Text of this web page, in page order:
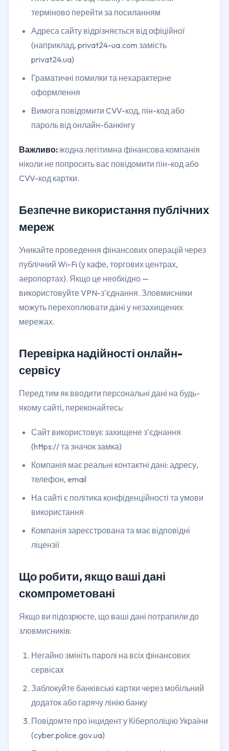
терміново перейти за посиланням
Адреса сайту відрізняється від офіційної
(наприклад, privat24-ua.com замість
privat24.ua)
Граматичні помилки та нехарактерне
оформлення
Вимога повідомити CVV-код, пін-код або
пароль від онлайн-банкінгу
Важливо:жодна легітимна фінансова компанія
ніколи не попросить вас повідомити пін-код або
CVV-код картки.
Безпечне використання публічних
мереж
Уникайте проведення фінансових операцій через
публічний Wi-Fi (у кафе, торгових центрах,
аеропортах). Якщо це необхідно —
використовуйте VPN-з'єднання. Зловмисники
можуть перехоплювати дані у незахищених
мережах.
Перевірка надійності онлайн-
сервісу
Перед тим як вводити персональні дані на будь-
якому сайті, переконайтесь:
Сайт використовує захищене з'єднання
(https:// та значок замка)
Компанія має реальні контактні дані: адресу,
телефон, email
На сайті є політика конфіденційності та умови
використання
Компанія зареєстрована та має відповідні
ліцензії
Що робити, якщо ваші дані
скомпрометовані
Якщо ви підозрюєте, що ваші дані потрапили до
зловмисників:
Негайно змініть паролі на всіх фінансових
сервісах
Заблокуйте банківські картки через мобільний
додаток або гарячу лінію банку
Повідомте про інцидент у Кіберполіцію України
(cyber.police.gov.ua)